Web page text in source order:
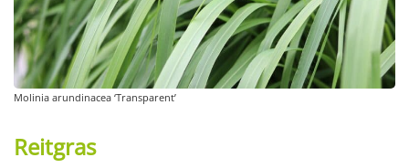
Molinia arundinacea ‘Transparent’
Reitgras